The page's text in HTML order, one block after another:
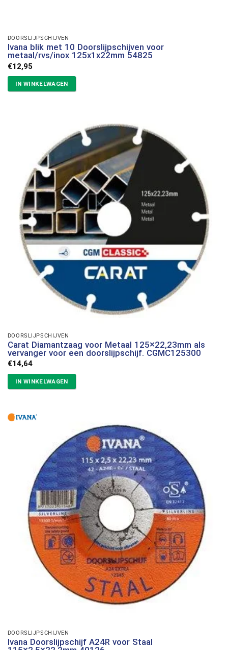
DOORSLIJPSCHIJVEN
Ivana blik met 10 Doorslijpschijven voor
metaal/rvs/inox 125x1x22mm 54825
€12,95
IN WINKELWAGEN
DOORSLIJPSCHIJVEN
Carat Diamantzaag voor Metaal 125×22,23mm als
vervanger voor een doorslijpschijf. CGMC125300
€14,64
IN WINKELWAGEN
DOORSLIJPSCHIJVEN
Ivana Doorslijpschijf A24R voor Staal